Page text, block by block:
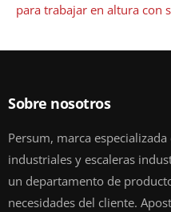
para trabajar en altura con
Sobre nosotros
Persum, marca
industriales y escaleras
un departamento de
necesidades del cliente.